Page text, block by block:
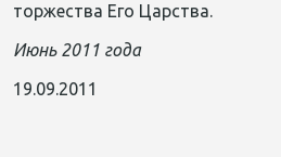
торжества Его Царства.
Июнь 2011 года
19.09.2011